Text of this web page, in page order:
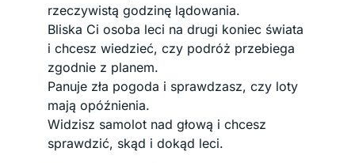
rzeczywistą godzinę lądowania.
Bliska Ci osoba leci na drugi koniec świata
i chcesz wiedzieć, czy podróż przebiega
zgodnie z planem.
Panuje zła pogoda i sprawdzasz, czy loty
mają opóźnienia.
Widzisz samolot nad głową i chcesz
sprawdzić, skąd i dokąd leci.